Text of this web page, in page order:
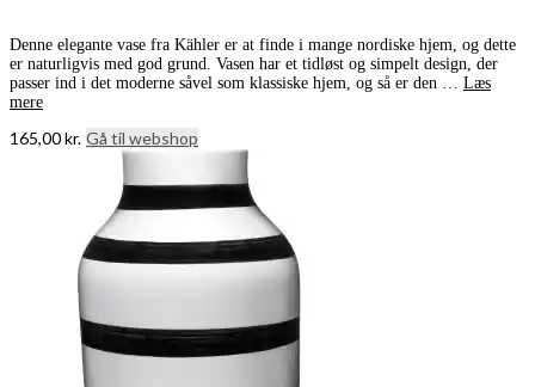
Denne elegante vase fra Kähler er at finde i mange nordiske hjem, og dette
er naturligvis med god grund. Vasen har et tidløst og simpelt design, der
passer ind i det moderne såvel som klassiske hjem, og så er den … Læs
mere
165,00kr. Gå til webshop